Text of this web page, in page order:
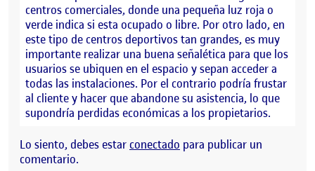
centros comerciales, donde una pequeña luz roja o
verde indica si esta ocupado o libre. Por otro lado, en
este tipo de centros deportivos tan grandes, es muy
importante realizar una buena señalética para que los
usuarios se ubiquen en el espacio y sepan acceder a
todas las instalaciones. Por el contrario podría frustar
al cliente y hacer que abandone su asistencia, lo que
supondría perdidas económicas a los propietarios.
Lo siento, debes estarconectado para publicar un
comentario.